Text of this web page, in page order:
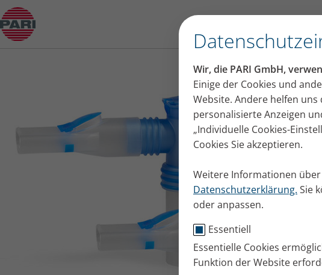
Wir, die PARI GmbH,
Einige der Cookies und
Website. Andere helfen uns
personalisierte Anzeigen
„Individuelle Cookies-
Cookies Sie akzeptieren.
Weitere Informationen
Datenschutzerklärung. Sie
oder anpassen.
Essentiell
Essentielle Cookies
Funktion der Website
PARI CENTRAL Clip